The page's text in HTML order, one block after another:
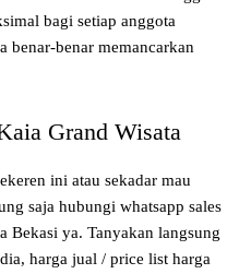
bagi setiap anggota
benar-benar memancarkan
Grand Wisata
ini atau sekadar mau
saja hubungi whatsapp sales
Bekasi ya. Tanyakan langsung
harga jual / price list harga